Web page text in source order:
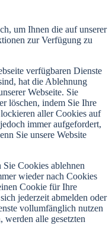
um Ihnen die auf unserer
zur Verfügung zu
verfügbaren Dienste
hat die Ablehnung
Webseite. Sie
löschen, indem Sie Ihre
aller Cookies auf
immer aufgefordert,
Sie unsere Website
Cookies ablehnen
wieder nach Cookies
Cookie für Ihre
jederzeit abmelden oder
vollumfänglich nutzen
werden alle gesetzten